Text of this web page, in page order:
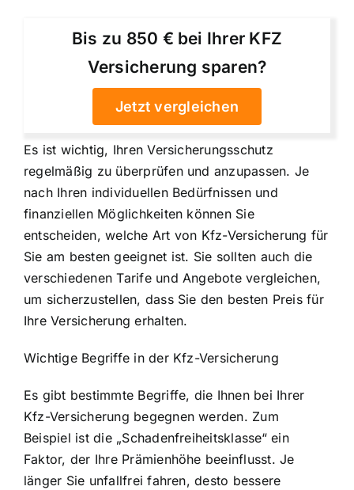
Bis zu 850 € bei Ihrer KFZ
Versicherung sparen?
Jetzt vergleichen
Es ist wichtig, Ihren Versicherungsschutz
regelmäßig zu überprüfen und anzupassen. Je
nach Ihren individuellen Bedürfnissen und
finanziellen Möglichkeiten können Sie
entscheiden, welche Art von Kfz-Versicherung für
Sie am besten geeignet ist. Sie sollten auch die
verschiedenen Tarife und Angebote vergleichen,
um sicherzustellen, dass Sie den besten Preis für
Ihre Versicherung erhalten.
Wichtige Begriffe in der Kfz-Versicherung
Es gibt bestimmte Begriffe, die Ihnen bei Ihrer
Kfz-Versicherung begegnen werden. Zum
Beispiel ist die „Schadenfreiheitsklasse“ ein
Faktor, der Ihre Prämienhöhe beeinflusst. Je
länger Sie unfallfrei fahren, desto bessere